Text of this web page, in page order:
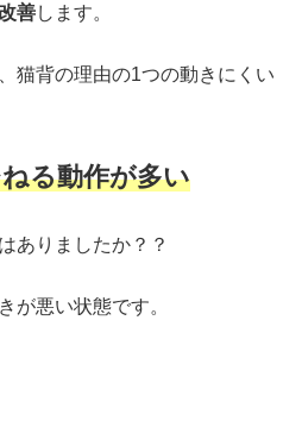
善します。
猫背の理由の1つの動きにくい
る動作が多い
ありましたか？？
が悪い状態です。